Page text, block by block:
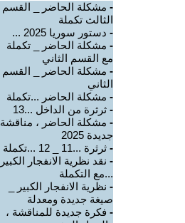
- مشكلة الحاضر _ القسم
الثالث تكملة
- دستور سوريا 2025 ...
- مشكلة الحاضر _ تكملة
مع القسم الثاني
- مشكلة الحاضر _ القسم
الثاني
- مشكلة الحاضر ...تكملة
- ثرثرة من الداخل ...13
- مشكلة الحاضر ، مناقشة
جديدة 2025
- ثرثرة ...11 _ 12 ...تكملة
- نقد نظرية الانفجار الكبير
...مع التكملة
- نظرية الانفجار الكبير _
صيغة جديدة ومعدلة
- فكرة جديدة للمناقشة ،